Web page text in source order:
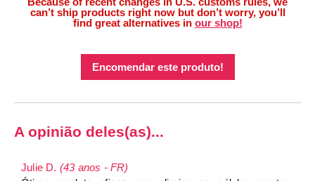
can’t ship products right now but don’t worry, you’ll
find great alternatives in our shop!
Encomendar este produto!
A opinião deles(as)...
Julie D. (43 anos - FR)